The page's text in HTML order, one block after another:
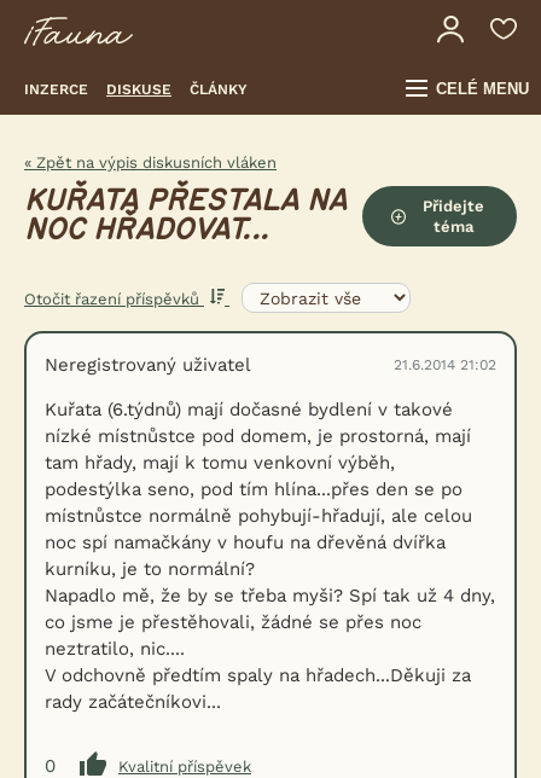
INZERCE DISKUSE ČLÁNKY CELÉ MENU
« Zpět na výpis diskusních vláken
KUŘATA PŘESTALA NA
NOC HŘADOVAT...
Přidejte
téma
Otočit řazení příspěvků
Neregistrovaný uživatel 21.6.2014 21:02
Kuřata (6.týdnů) mají dočasné bydlení v takové
nízké místnůstce pod domem, je prostorná, mají
tam hřady, mají k tomu venkovní výběh,
podestýlka seno, pod tím hlína...přes den se po
místnůstce normálně pohybují-hřadují, ale celou
noc spí namačkány v houfu na dřevěná dvířka
kurníku, je to normální?
Napadlo mě, že by se třeba myši? Spí tak už 4 dny,
co jsme je přestěhovali, žádné se přes noc
neztratilo, nic....
V odchovně předtím spaly na hřadech...Děkuji za
rady začátečníkovi...
0
Kvalitní příspěvek